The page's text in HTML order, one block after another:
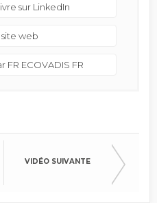
sur LinkedIn
web
FR ECOVADIS FR
VIDÉO SUIVANTE